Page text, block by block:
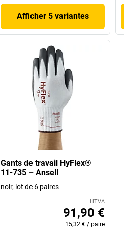
Afficher 5 variantes
Gants de travail HyFlex®
11-735 – Ansell
noir, lot de 6 paires
HTVA
91,90 €
15,32 € /paire